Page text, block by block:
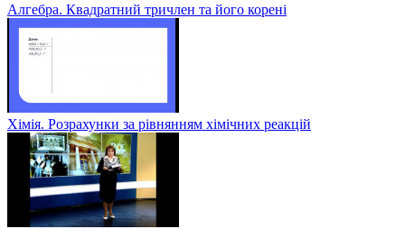
Алгебра. Квадратний тричлен та його корені
Хімія. Розрахунки за рівнянням хімічних реакцій